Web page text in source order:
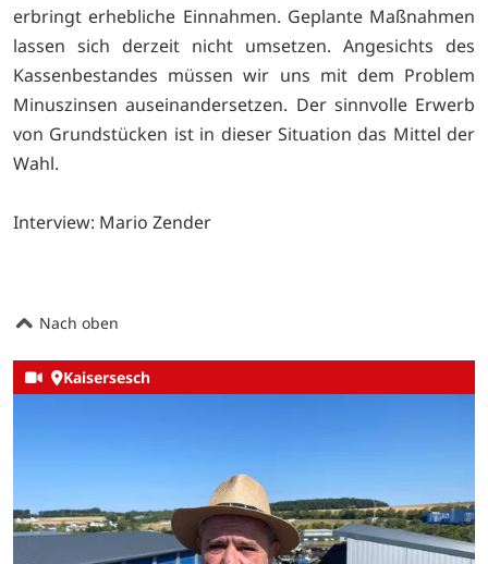
erbringt erhebliche Einnahmen. Geplante Maßnahmen
lassen sich derzeit nicht umsetzen. Angesichts des
Kassenbestandes müssen wir uns mit dem Problem
Minuszinsen auseinandersetzen. Der sinnvolle Erwerb
von Grundstücken ist in dieser Situation das Mittel der
Wahl.
Interview: Mario Zender
Nach oben
Kaisersesch